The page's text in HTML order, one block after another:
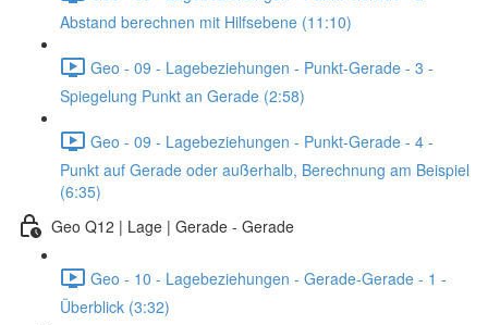
Abstand berechnen mit Hilfsebene (11:10)
Geo - 09 - Lagebeziehungen - Punkt-Gerade - 3 -
Spiegelung Punkt an Gerade (2:58)
Geo - 09 - Lagebeziehungen - Punkt-Gerade - 4 -
Punkt auf Gerade oder außerhalb, Berechnung am Beispiel
(6:35)
Geo Q12 | Lage | Gerade - Gerade
Geo - 10 - Lagebeziehungen - Gerade-Gerade - 1 -
Überblick (3:32)